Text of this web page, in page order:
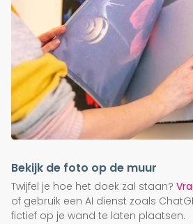
Bekijk de foto op de muur
Twijfel je hoe het doek zal staan?
of gebruik een AI dienst zoals
fictief op je wand te laten plaatsen.